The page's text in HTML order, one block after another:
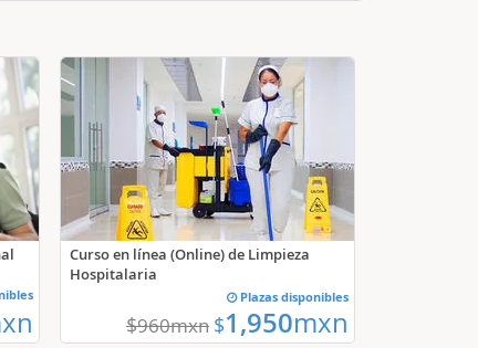
Curso en línea (Online) de Limpieza
Hospitalaria
Plazas disponibles
$960mxn $1,950mxn